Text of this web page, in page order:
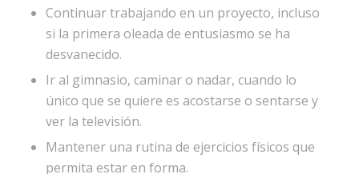
Continuar trabajando en un proyecto, incluso
si la primera oleada de entusiasmo se ha
desvanecido.
Ir al gimnasio, caminar o nadar, cuando lo
único que se quiere es acostarse o sentarse y
ver la televisión.
Mantener una rutina de ejercicios físicos que
permita estar en forma.